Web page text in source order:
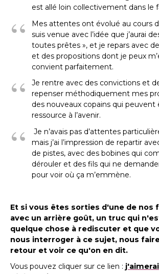
est allé loin collectivement dans le
Mes attentes ont évolué au cours
suis venue avec l’idée que j’aurai
toutes prêtes », et je repars avec
et des propositions dont je peux
convient parfaitement.
Je rentre avec des convictions et
repenser méthodiquement mes
des nouveaux copains qui peuvent
ressource à l’avenir.
Je n’avais pas d’attentes
mais j’ai l’impression de repartir
de pistes, avec des bobines qui
dérouler et des fils qui ne
pour voir où ça m’emmène.
Et si vous êtes sorties d'une de nos
avec un arrière goût, un truc qui
quelque chose à rediscuter et que
nous interroger à ce sujet, nous
retour et voir ce qu'on en dit.
Vous pouvez cliquer sur ce lien :